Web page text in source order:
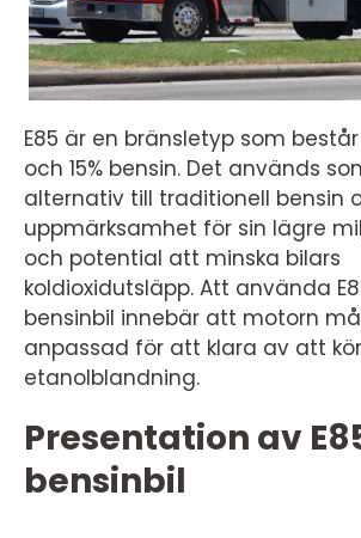
E85 är en bränsletyp som
och 15% bensin. Det används
alternativ till traditionell bensin
uppmärksamhet för sin lägre
och potential att minska bilars
koldioxidutsläpp. Att använda
bensinbil innebär att motorn
anpassad för att klara av att
etanolblandning.
Presentation av
bensinbil